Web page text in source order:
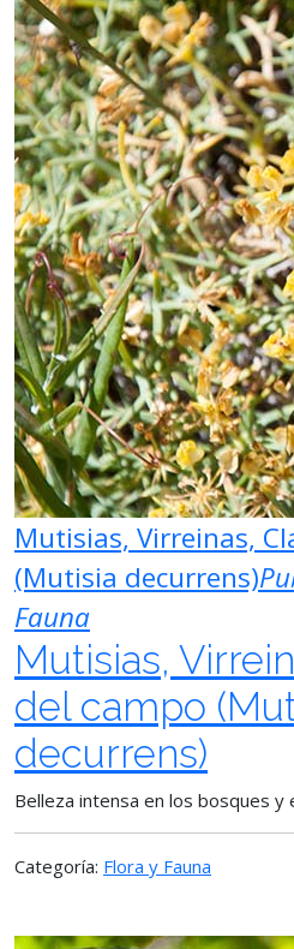
Mutisias, Virreinas,
(Mutisia decurrens)
Fauna
Mutisias,
del campo
decurrens)
Belleza intensa en los bosques y
Categoría: Flora y Fauna